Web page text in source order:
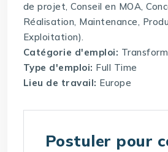
de projet, Conseil en MOA,
Réalisation, Maintenance,
Exploitation).
Catégorie d'emploi:
Type d'emploi: Full Time
Lieu de travail: Europe
Postuler pour